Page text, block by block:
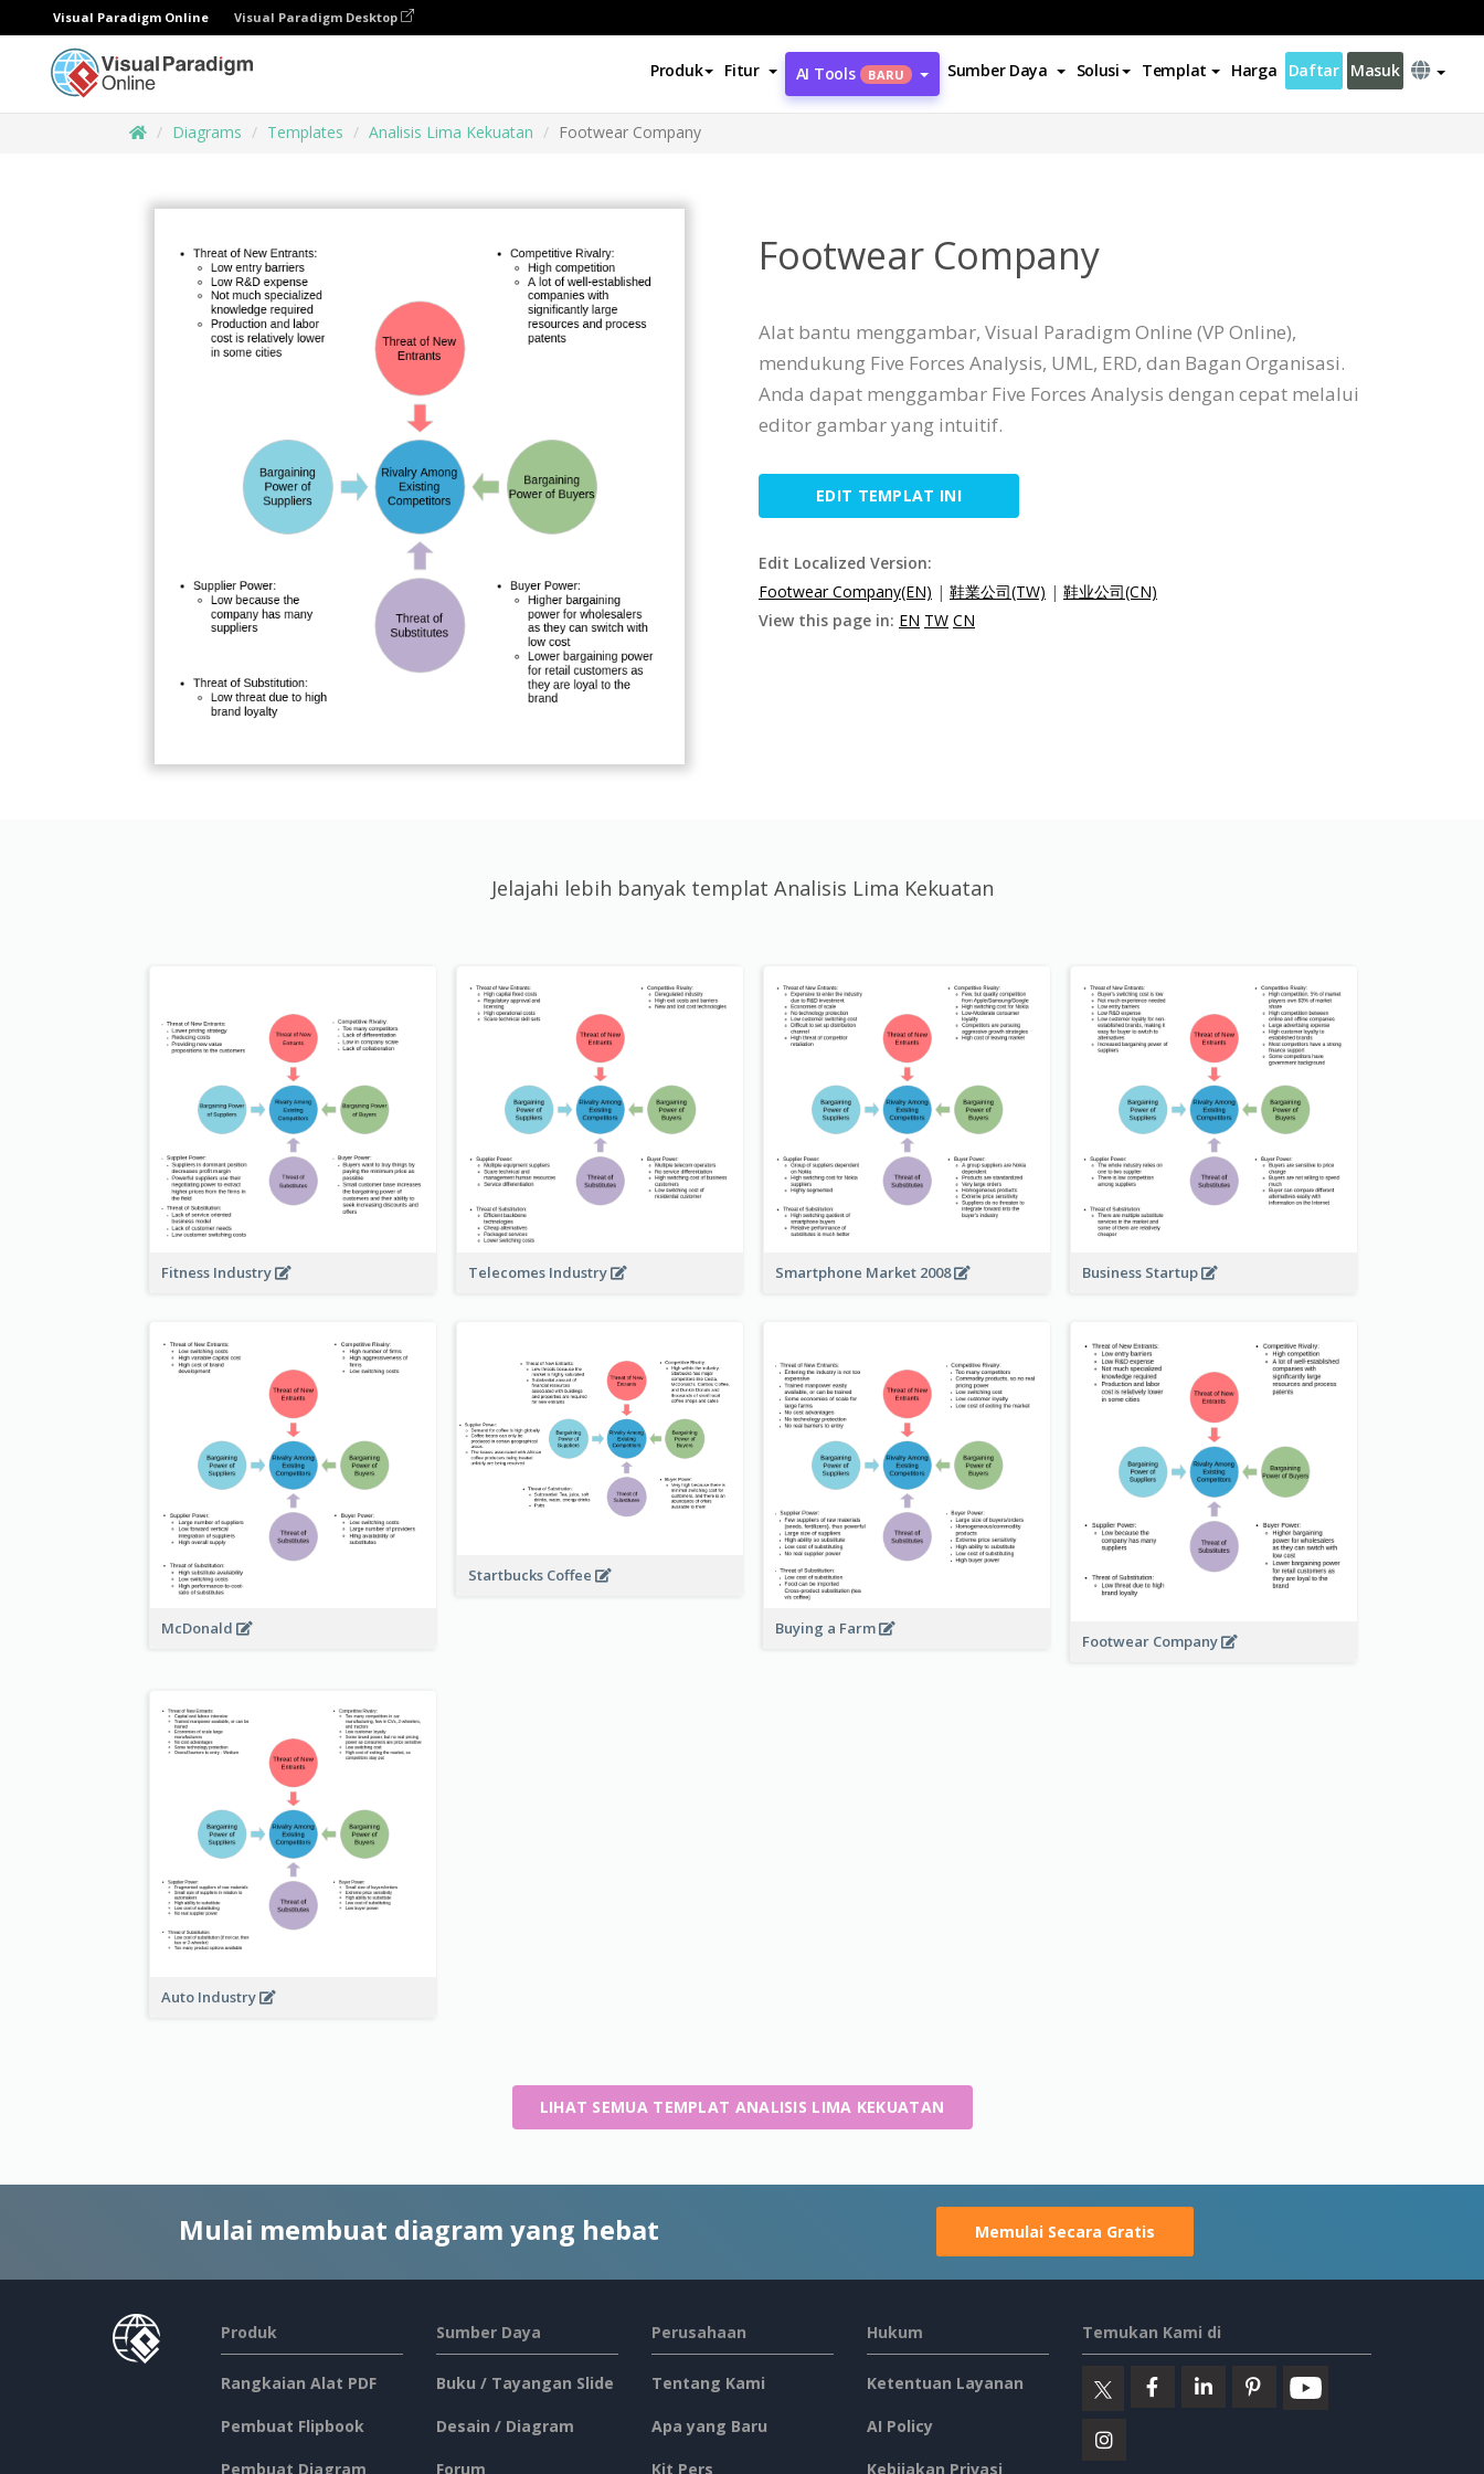
Visual Paradigm Online Visual Paradigm Desktop
Produk Fitur AI Tools BARU Sumber Daya Solusi Templat Harga Daftar Masuk
Diagrams Templates Analisis Lima Kekuatan Footwear Company
Footwear Company
Alat bantu menggambar, Visual Paradigm Online (VP Online),
mendukung Five Forces Analysis, UML, ERD, dan Bagan Organisasi.
Anda dapat menggambar Five Forces Analysis dengan cepat melalui
editor gambar yang intuitif.
EDIT TEMPLAT INI
Edit Localized Version:
Footwear Company(EN) | 鞋業公司(TW) | 鞋业公司(CN)
View this page in: EN TW CN
Jelajahi lebih banyak templat Analisis Lima Kekuatan
Fitness Industry Telecomes Industry Smartphone Market 2008 Business Startup
McDonald
Startbucks Coffee
Buying a Farm
Footwear Company
Auto Industry
LIHAT SEMUA TEMPLAT ANALISIS LIMA KEKUATAN
Mulai membuat diagram yang hebat Memulai Secara Gratis
Produk
Rangkaian Alat PDF
Pembuat Flipbook
Pembuat Diagram
Sumber Daya
Buku / Tayangan Slide
Desain / Diagram
Forum
Perusahaan
Tentang Kami
Apa yang Baru
Kit Pers
Hukum
Ketentuan Layanan
AI Policy
Kebijakan Privasi
Temukan Kami di